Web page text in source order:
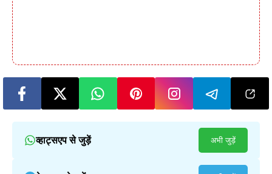
व्हाट्सएप से जुड़ें अभी जुड़ें